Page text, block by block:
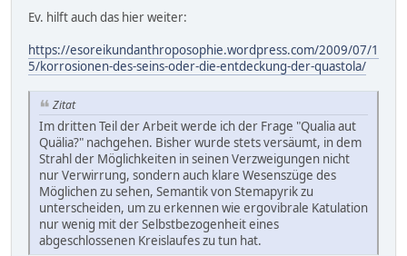
Ev. hilft auch das hier weiter:
https://esoreikundanthroposophie.wordpress.com/2009/07/1
5/korrosionen-des-seins-oder-die-entdeckung-der-quastola/
Zitat
Im dritten Teil der Arbeit werde ich der Frage "Qualia aut
Quälia?" nachgehen. Bisher wurde stets versäumt, in dem
Strahl der Möglichkeiten in seinen Verzweigungen nicht
nur Verwirrung, sondern auch klare Wesenszüge des
Möglichen zu sehen, Semantik von Stemapyrik zu
unterscheiden, um zu erkennen wie ergovibrale Katulation
nur wenig mit der Selbstbezogenheit eines
abgeschlossenen Kreislaufes zu tun hat.